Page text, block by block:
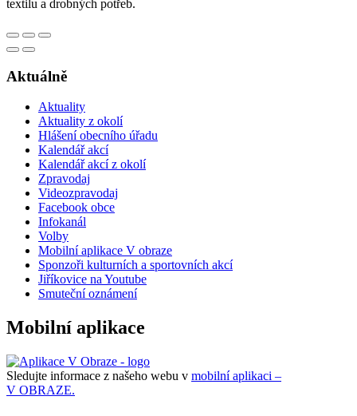
textilu a drobných potřeb.
Aktuálně
Aktuality
Aktuality z okolí
Hlášení obecního úřadu
Kalendář akcí
Kalendář akcí z okolí
Zpravodaj
Videozpravodaj
Facebook obce
Infokanál
Volby
Mobilní aplikace V obraze
Sponzoři kulturních a sportovních akcí
Jiříkovice na Youtube
Smuteční oznámení
Mobilní aplikace
Sledujte informace z našeho webu v mobilní aplikaci –
V OBRAZE.